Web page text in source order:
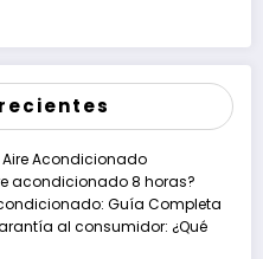
Aire Acondicionado
acondicionado 8 horas?
Guía Completa
al consumidor: ¿Qué